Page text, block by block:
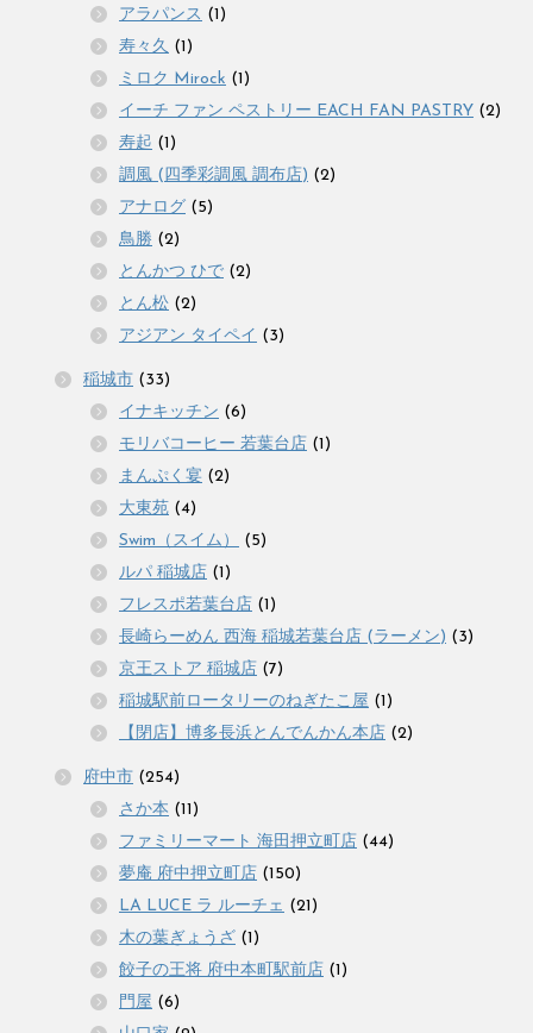
アラパンス (1)
寿々久 (1)
ミロク Mirock (1)
イーチ ファン ペストリー EACH FAN PASTRY (2)
寿起 (1)
調風 (四季彩調風 調布店) (2)
アナログ (5)
鳥勝 (2)
とんかつ ひで (2)
とん松 (2)
アジアン タイペイ (3)
稲城市 (33)
イナキッチン (6)
モリバコーヒー 若葉台店 (1)
まんぷく宴 (2)
大東苑 (4)
Swim（スイム）
(5)
ルパ 稲城店 (1)
フレスポ若葉台店 (1)
長崎らーめん 西海 稲城若葉台店 (ラーメン) (3)
京王ストア 稲城店 (7)
稲城駅前ロータリーのねぎたこ屋 (1)
【閉店】博多長浜とんでんかん本店 (2)
府中市 (254)
さか本 (11)
ファミリーマート 海田押立町店 (44)
夢庵 府中押立町店 (150)
LA LUCE ラ ルーチェ (21)
木の葉ぎょうざ (1)
餃子の王将 府中本町駅前店 (1)
門屋 (6)